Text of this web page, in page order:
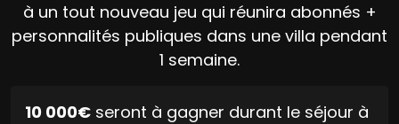
à un tout nouveau jeu qui réunira abonnés +
personnalités publiques dans une villa pendant
1 semaine.
10 000€ seront à gagner durant le séjour à